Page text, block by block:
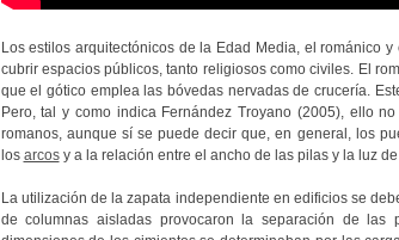
Los estilos arquitectónicos de la Edad Media, el románico
cubrir espacios públicos, tanto religiosos como civiles. El
que el gótico emplea las bóvedas nervadas de crucería.
Pero, tal y como indica Fernández Troyano (2005), ello
romanos, aunque sí se puede decir que, en general, los
los arcosy a la relación entre el ancho de las pilas y la luz
La utilización de la zapata independiente en edificios se
de columnas aisladas provocaron la separación de las